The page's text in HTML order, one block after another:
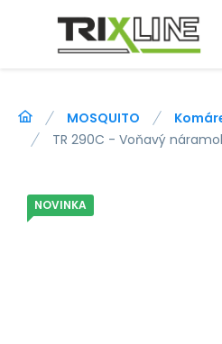
MOSQUITO
TR 290C - Voňavý
NOVINKA